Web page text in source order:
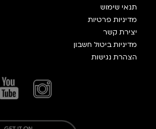
תנאי שימוש
מדיניות פרטיות
יצירת קשר
מדיניות ביטול חשבון
הצהרת נגישות